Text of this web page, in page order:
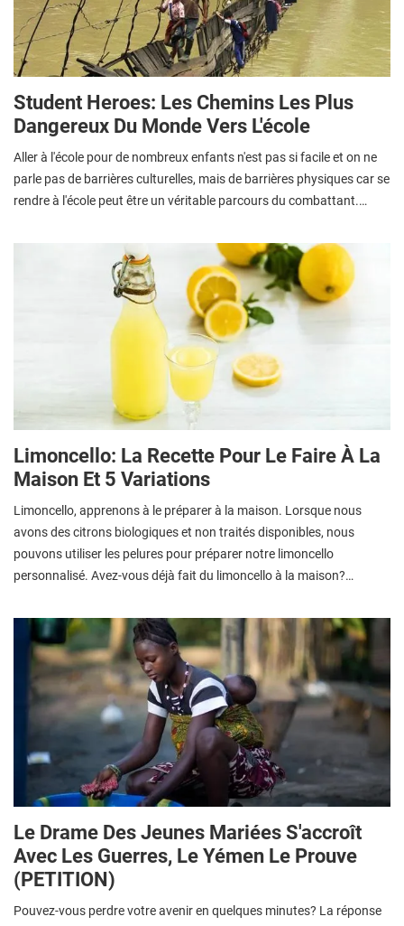
Student Heroes: Les Chemins Les Plus
Dangereux Du Monde Vers L'école
Aller à l'école pour de nombreux enfants n'est pas si facile et on ne
parle pas de barrières culturelles, mais de barrières physiques car se
rendre à l'école peut être un véritable parcours du combattant.…
Limoncello: La Recette Pour Le Faire À La
Maison Et 5 Variations
Limoncello, apprenons à le préparer à la maison. Lorsque nous
avons des citrons biologiques et non traités disponibles, nous
pouvons utiliser les pelures pour préparer notre limoncello
personnalisé. Avez-vous déjà fait du limoncello à la maison?…
Le Drame Des Jeunes Mariées S'accroît
Avec Les Guerres, Le Yémen Le Prouve
(PETITION)
Pouvez-vous perdre votre avenir en quelques minutes? La réponse